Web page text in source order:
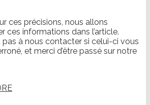
ces précisions, nous allons
ces informations dans l’article.
pas à nous contacter si celui-ci vous
et merci d’être passé sur notre